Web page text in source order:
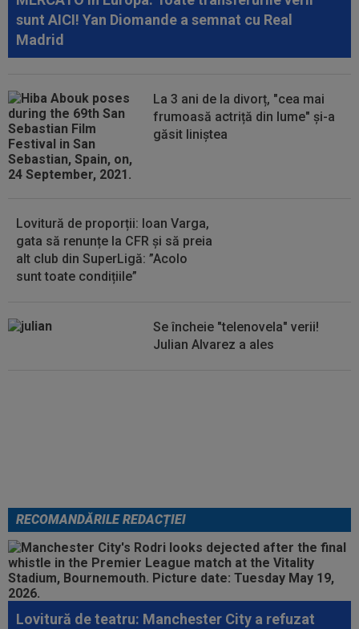
16:01 EXCLUSIV
Victor Pițurcă nu i-a iertat pe cei
de la FCSB: ”E rușinos”
16:01
Lovitură de teatru: Manchester City a refuzat
15:48 OFICIAL Leonardo Bonucci a semnat
15:30 EXCLUSIV
Ilie Dumitrescu a dat verdictul în
privința lui Marius Baciu
sunt AICI! Yan Diomande a semnat cu Real
Madrid
La 3 ani de la divorț, "cea mai
frumoasă actriță din lume" și-a
găsit liniștea
Lovitură de proporții: Ioan Varga,
gata să renunțe la CFR și să preia
alt club din SuperLigă: ”Acolo
sunt toate condițiile”
Se încheie "telenovela" verii!
Julian Alvarez a ales
RECOMANDĂRILE REDACȚIEI
Lovitură de teatru: Manchester City a refuzat